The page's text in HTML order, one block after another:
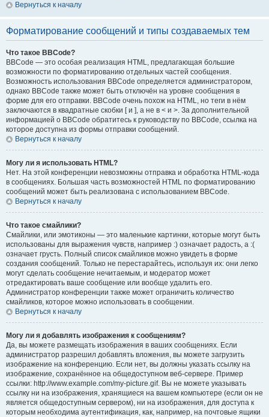
Вернуться к началу
Форматирование сообщений и типы создаваемых тем
Что такое BBCode?
BBCode — это особая реализация HTML, предлагающая большие
возможности по форматированию отдельных частей сообщения.
Возможность использования BBCode определяется администратором,
однако BBCode также может быть отключён на уровне сообщения в
форме для его отправки. BBCode очень похож на HTML, но теги в нём
заключаются в квадратные скобки [ и ], а не в < и >. За дополнительной
информацией о BBCode обратитесь к руководству по BBCode, ссылка на
которое доступна из формы отправки сообщений.
Вернуться к началу
Могу ли я использовать HTML?
Нет. На этой конференции невозможны отправка и обработка HTML-кода
в сообщениях. Большая часть возможностей HTML по форматированию
сообщений может быть реализована с использованием BBCode.
Вернуться к началу
Что такое смайлики?
Смайлики, или эмотиконы — это маленькие картинки, которые могут быть
использованы для выражения чувств, например :) означает радость, а :(
означает грусть. Полный список смайликов можно увидеть в форме
создания сообщений. Только не перестарайтесь, используя их: они легко
могут сделать сообщение нечитаемым, и модератор может
отредактировать ваше сообщение или вообще удалить его.
Администратор конференции также может ограничить количество
смайликов, которое можно использовать в сообщении.
Вернуться к началу
Могу ли я добавлять изображения к сообщениям?
Да, вы можете размещать изображения в ваших сообщениях. Если
администратор разрешил добавлять вложения, вы можете загрузить
изображение на конференцию. Если нет, вы должны указать ссылку на
изображение, сохранённое на общедоступном веб-сервере. Пример
ссылки: http://www.example.com/my-picture.gif. Вы не можете указывать
ссылку ни на изображения, хранящиеся на вашем компьютере (если он не
является общедоступным сервером), ни на изображения, для доступа к
которым необходима аутентификация, как, например, на почтовые ящики